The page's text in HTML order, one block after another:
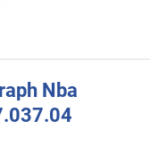
Nba